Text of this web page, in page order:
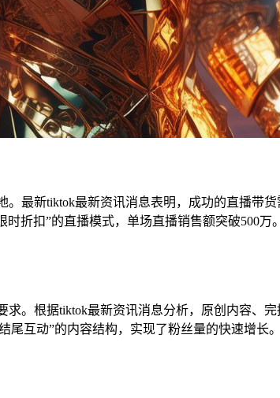
。最新tiktok最新资讯消息表明，成功的直播带
时折扣”的直播模式，单场直播销售额突破500
求。根据tiktok最新资讯消息分析，原创内容、
尾互动”的内容结构，实现了粉丝量的快速增